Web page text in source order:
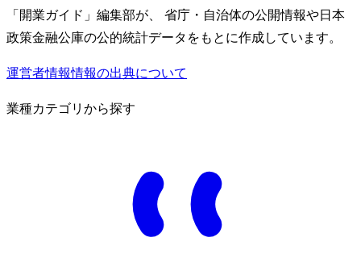
「開業ガイド」編集部が、 省庁・自治体の公開情報や日本
政策金融公庫の公的統計データをもとに作成しています。
運営者情報情報の出典について
業種カテゴリから探す